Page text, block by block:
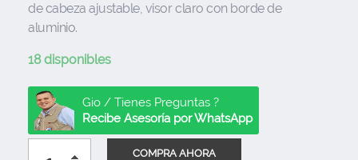
de cabeza ajustable, visor claro con borde de
aluminio.
18 disponibles
Gio / Tienes Preguntas ?
Recibe Asesoría por WhatsApp